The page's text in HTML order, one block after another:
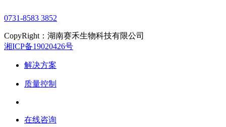
0731-8583 3852
CopyRight：湖南赛禾生物科技有限公司
湘ICP备19020426号
解决方案
质量控制
在线咨询